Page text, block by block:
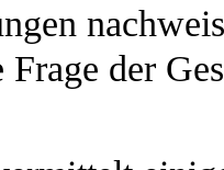
Frage der